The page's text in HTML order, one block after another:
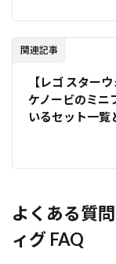
関連記事
【レゴ スター
ケノービのミニ
いるセット一覧
よくある質
ィグ FAQ